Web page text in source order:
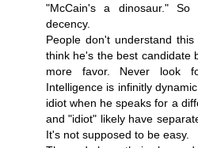
"McCain's a dinosaur."
decency.
People don't understand
think he's the best candidate
more favor. Never look
Intelligence is infinitly
idiot when he speaks for a
and "idiot" likely have
It's not supposed to be easy.